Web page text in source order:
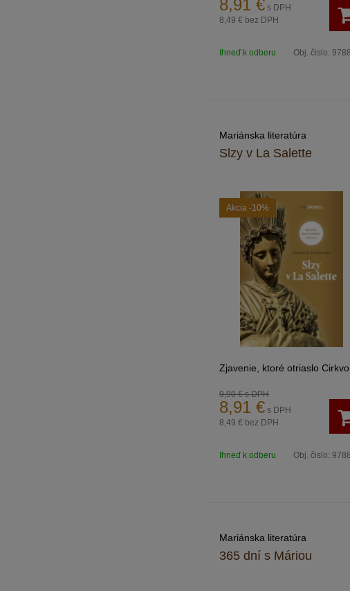
8,91 € s DPH
8,49 € bez DPH
Ihneď k odberu Obj. čislo: 9788082113269
Mariánska literatúra
Slzy v La Salette
Akcia -10%
Zjavenie, ktoré otriaslo
9,90 €s DPH
8,91 € s DPH
8,49 € bez DPH
Ihneď k odberu Obj. čislo: 9788082114709
Mariánska literatúra
365 dní s Máriou